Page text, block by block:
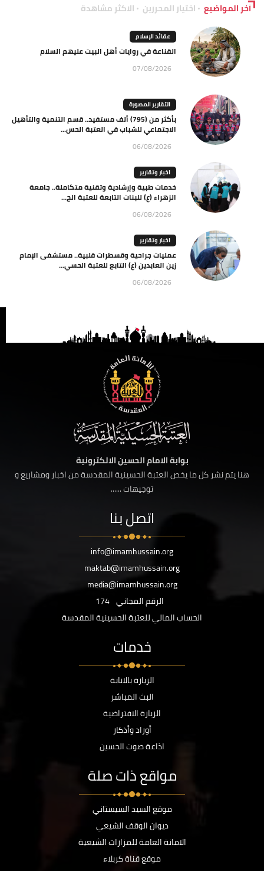
آخر المواضيع اختيار المحررين الاكثر مشاهدة
عقائد الإسلام
القناعة في روايات أهل البيت عليهم السلام
07/08/2026
التقارير المصورة
بأكثر من (795) ألف مستفيد.. قسم التنمية والتأهيل
الاجتماعي للشباب في العتبة الحس...
06/08/2026
اخبار وتقارير
خدمات طبية وإرشادية وتقنية متكاملة.. جامعة
الزهراء (ع) للبنات التابعة للعتبة الح...
06/08/2026
اخبار وتقارير
عمليات جراحية وقسطرات قلبية.. مستشفى الإمام
زين العابدين (ع) التابع للعتبة الحسي...
06/08/2026
بوابة الامام الحسين الالكترونية
هنا يتم نشر كل ما يخص العتبة الحسينية المقدسة من اخبار ومشاريع و
توجيهات ......
اتصل بنا
info@imamhussain.org
maktab@imamhussain.org
media@imamhussain.org
الرقم المجاني 174
الحساب المالي للعتبة الحسينية المقدسة
خدمات
الزيارة بالانابة
البث المباشر
الزيارة الافتراضية
أوراد وأذكار
اذاعة صوت الحسين
مواقع ذات صلة
موقع السيد السيستاني
ديوان الوقف الشيعي
الامانة العامة للمزارات الشيعية
موقع قناة كربلاء